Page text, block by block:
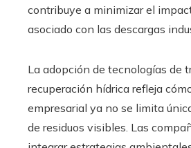
contribuye a minimizar el
asociado con las descargas
La adopción de tecnologías de
recuperación hídrica refleja
empresarial ya no se limita
de residuos visibles. Las